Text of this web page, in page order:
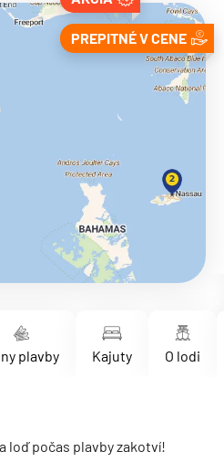
PREPITNÉ V CENE
plavby Kajuty O lodi
loď počas plavby zakotví!